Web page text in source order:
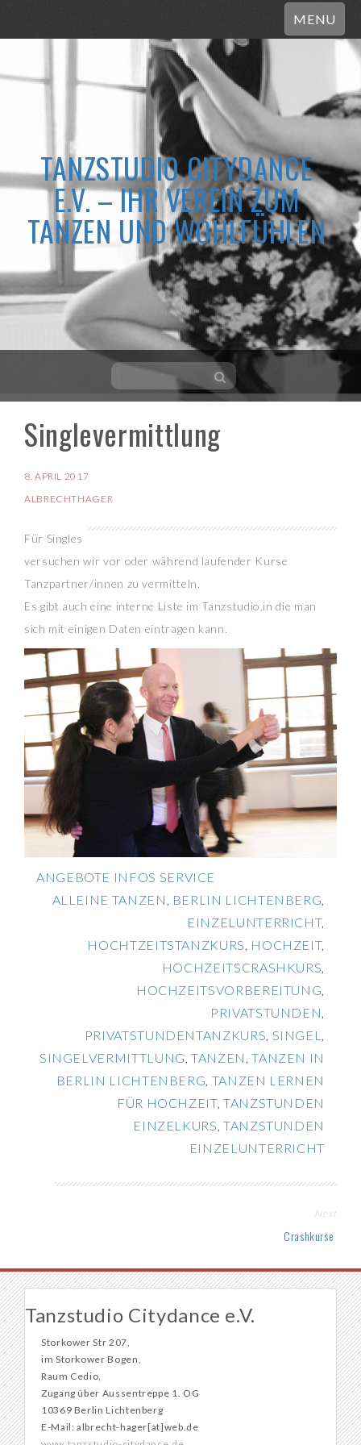
MENU
TANZSTUDIO CITYDANCE
E.V. – IHR VEREIN ZUM
TANZEN UND WOHLFÜHLEN
Skip
content
Singlevermittlung
8. APRIL 2017
ALBRECHTHAGER
Für Singles
versuchen wir vor oder während laufender Kurse
Tanzpartner/innen zu vermitteln.
Es gibt auch eine interne Liste im Tanzstudio,in die man
sich mit einigen Daten eintragen kann.
ANGEBOTE INFOS SERVICE
ALLEINE TANZEN , BERLIN LICHTENBERG,
EINZELUNTERRICHT,
HOCHTZEITSTANZKURS, HOCHZEIT,
HOCHZEITSCRASHKURS,
HOCHZEITSVORBEREITUNG,
PRIVATSTUNDEN,
PRIVATSTUNDENTANZKURS, SINGEL ,
SINGELVERMITTLUNG,TANZEN ,TANZEN IN
BERLIN LICHTENBERG, TANZEN LERNEN
FÜR HOCHZEIT, TANZSTUNDEN
EINZELKURS, TANZSTUNDEN
EINZELUNTERRICHT
Next
Crashkurse
Tanzstudio Citydance e.V.
Storkower Str 207,
im Storkower Bogen,
Raum Cedio,
Zugang über Aussentreppe 1. OG
10369 Berlin Lichtenberg
E-Mail: albrecht-hager[at]web.de